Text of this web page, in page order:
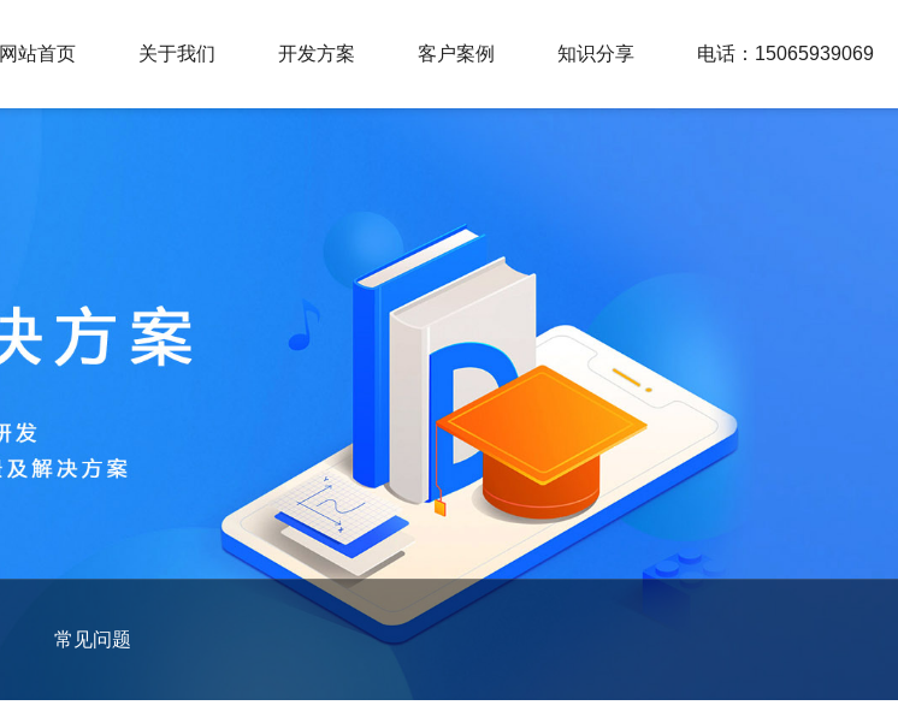
网站首页 关于我们 开发方案 客户案例 知识分享 电话：15065939069
常见问题